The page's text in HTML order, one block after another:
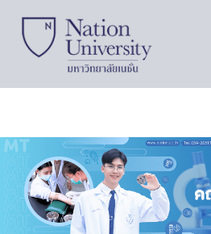
content